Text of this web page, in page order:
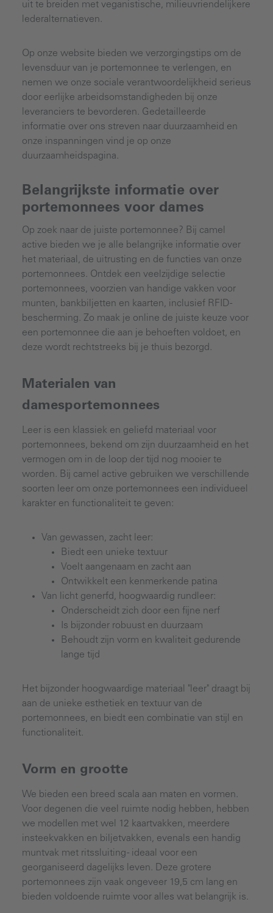
uit te breiden met veganistische, milieuvriendelijkere
lederalternatieven.
Op onze website bieden we verzorgingstips om de
levensduur van je portemonnee te verlengen, en
nemen we onze sociale verantwoordelijkheid serieus
door eerlijke arbeidsomstandigheden bij onze
leveranciers te bevorderen. Gedetailleerde
informatie over ons streven naar duurzaamheid en
onze inspanningen vind je op onze
duurzaamheidspagina.
Belangrijkste informatie over
portemonnees voor dames
Op zoek naar de juiste portemonnee? Bij camel
active bieden we je alle belangrijke informatie over
het materiaal, de uitrusting en de functies van onze
portemonnees. Ontdek een veelzijdige selectie
portemonnees, voorzien van handige vakken voor
munten, bankbiljetten en kaarten, inclusief RFID-
bescherming. Zo maak je online de juiste keuze voor
een portemonnee die aan je behoeften voldoet, en
deze wordt rechtstreeks bij je thuis bezorgd.
Materialen van
damesportemonnees
Leer is een klassiek en geliefd materiaal voor
portemonnees, bekend om zijn duurzaamheid en het
vermogen om in de loop der tijd nog mooier te
worden. Bij camel active gebruiken we verschillende
soorten leer om onze portemonnees een individueel
karakter en functionaliteit te geven:
Van gewassen, zacht leer:
Biedt een unieke textuur
Voelt aangenaam en zacht aan
Ontwikkelt een kenmerkende patina
Van licht generfd, hoogwaardig rundleer:
Onderscheidt zich door een fijne nerf
Is bijzonder robuust en duurzaam
Behoudt zijn vorm en kwaliteit gedurende
lange tijd
Het bijzonder hoogwaardige materiaal "leer" draagt bij
aan de unieke esthetiek en textuur van de
portemonnees, en biedt een combinatie van stijl en
functionaliteit.
Vorm en grootte
We bieden een breed scala aan maten en vormen.
Voor degenen die veel ruimte nodig hebben, hebben
we modellen met wel 12 kaartvakken, meerdere
insteekvakken en biljetvakken, evenals een handig
muntvak met ritssluiting - ideaal voor een
georganiseerd dagelijks leven. Deze grotere
portemonnees zijn vaak ongeveer 19,5 cm lang en
bieden voldoende ruimte voor alles wat belangrijk is.